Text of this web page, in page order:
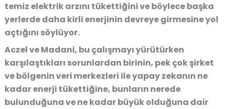
temiz elektrik arzını tükettiğini ve böylece başka
yerlerde daha kirli enerjinin devreye girmesine yol
açtığını söylüyor.
Aczel ve Madani, bu çalışmayı yürütürken
karşılaştıkları sorunlardan birinin, pek çok şirket
ve bölgenin veri merkezleri ile yapay zekanın ne
kadar enerji tükettiğine, bunların nerede
bulunduğuna ve ne kadar büyük olduğuna dair